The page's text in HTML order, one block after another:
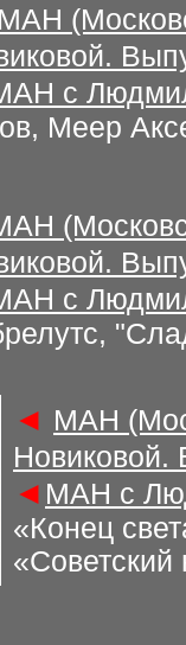
МАН
АН с
Меер
АН
АН с
"
◄ МАН
Новиковой.
◄ МАН с
«Конец